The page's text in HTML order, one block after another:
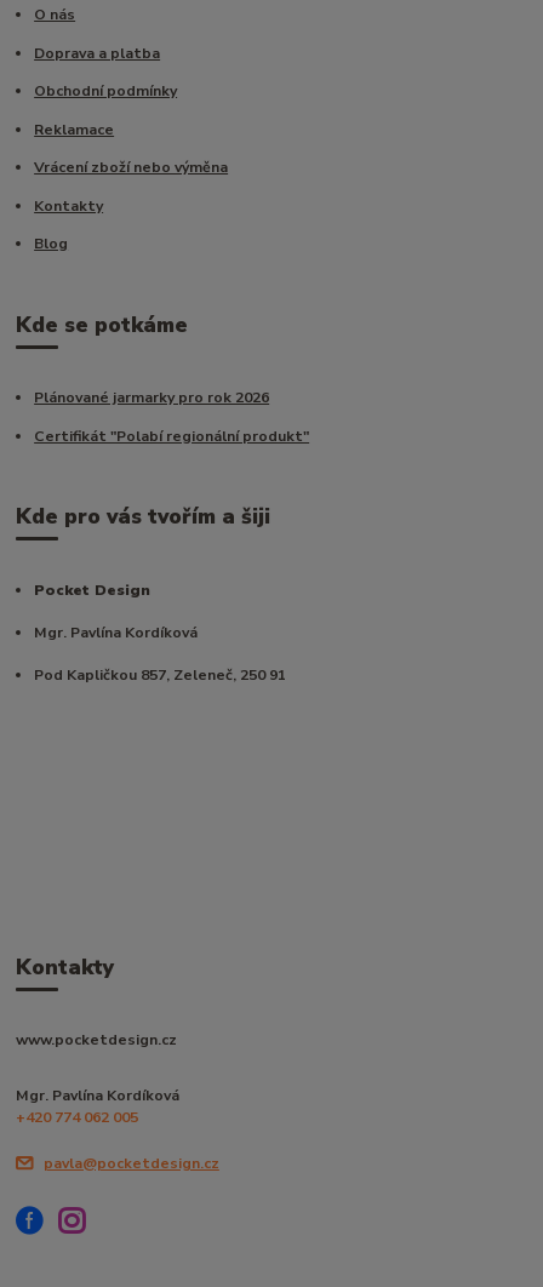
O nás
Doprava a platba
Obchodní podmínky
Reklamace
Vrácení zboží nebo výměna
Kontakty
Blog
Kde se potkáme
Plánované jarmarky pro rok 2026
Certifikát "Polabí regionální produkt"
Kde pro vás tvořím a šiji
Pocket Design
Mgr. Pavlína Kordíková
Pod Kapličkou 857, Zeleneč, 250 91
Kontakty
www.pocketdesign.cz
Mgr. Pavlína Kordíková
+420 774 062 005
pavla@pocketdesign.cz